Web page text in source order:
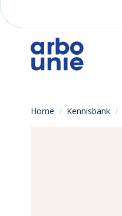
Home / Kennisbank /